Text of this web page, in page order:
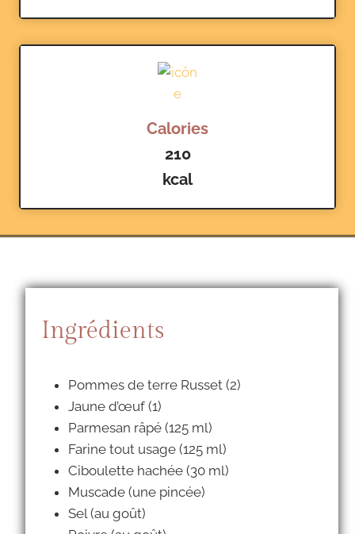
Calories
210
kcal
Ingrédients
Pommes de terre Russet (2)
Jaune d’œuf (1)
Parmesan râpé (125 ml)
Farine tout usage (125 ml)
Ciboulette hachée (30 ml)
Muscade (une pincée)
Sel (au goût)